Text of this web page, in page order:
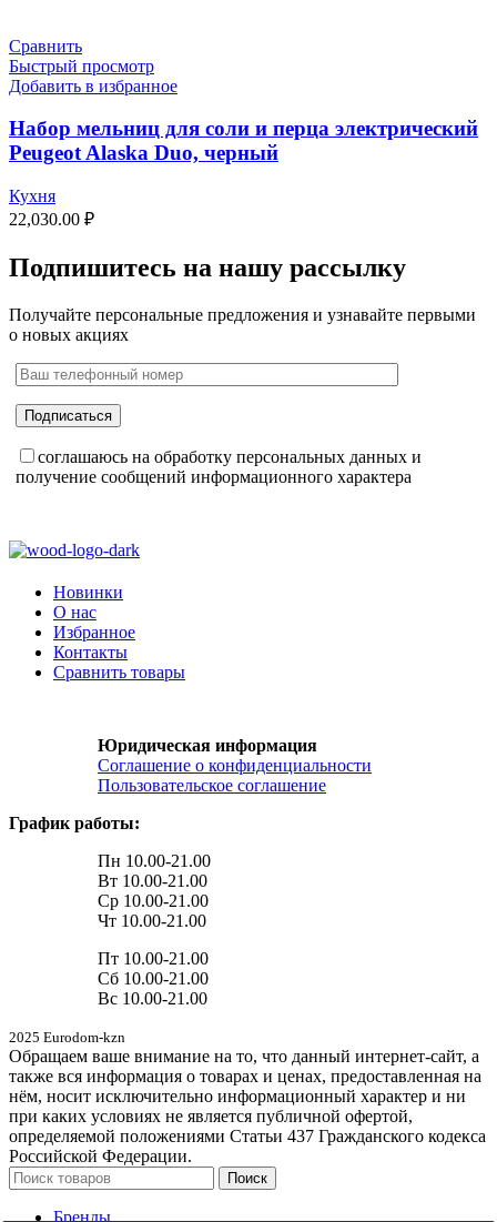
Сравнить
Быстрый просмотр
Добавить в избранное
Набор мельниц для соли и перца электрический
Peugeot Alaska Duo, черный
Кухня
22,030.00 ₽
Подпишитесь на нашу рассылку
Получайте персональные предложения и узнавайте первыми
о новых акциях
соглашаюсь на обработку персональных данных и
получение сообщений информационного характера
Новинки
О нас
Избранное
Контакты
Сравнить товары
Юридическая информация
Соглашение о конфиденциальности
Пользовательское соглашение
График работы:
Пн 10.00-21.00
Вт 10.00-21.00
Ср 10.00-21.00
Чт 10.00-21.00
Пт 10.00-21.00
Сб 10.00-21.00
Вс 10.00-21.00
2025 Eurodom-kzn
Обращаем ваше внимание на то, что данный интернет-сайт, а
также вся информация о товарах и ценах, предоставленная на
нём, носит исключительно информационный характер и ни
при каких условиях не является публичной офертой,
определяемой положениями Статьи 437 Гражданского кодекса
Российской Федерации.
Поиск
Бренды